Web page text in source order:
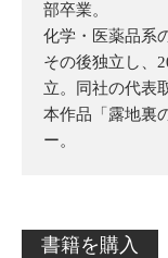
部卒業。
化学・医薬品系
その後独立し、
立。同社の代表
本作品「露地裏
ー。
書籍を購入